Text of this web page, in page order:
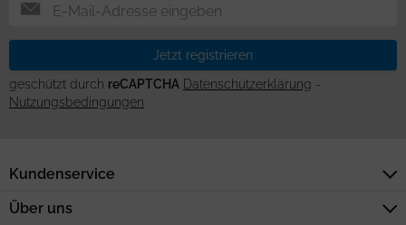
Jetzt registrieren
geschützt durch reCAPTCHA Datenschutzerklärung -
Nutzungsbedingungen
Kundenservice
Über uns